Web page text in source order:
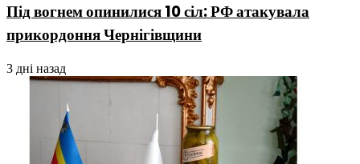
Під вогнем опинилися 10 сіл: РФ атакувала
прикордоння Чернігівщини
3 дні назад